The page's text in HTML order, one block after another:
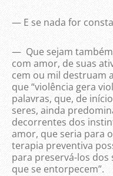
— E se nada for
— Que sejam
com amor, de suas
cem ou mil destruam
que “violência gera
palavras, que, de
seres, ainda
decorrentes dos
amor, que seria para
terapia preventiva
para preservá-los
que se entorpecem”.